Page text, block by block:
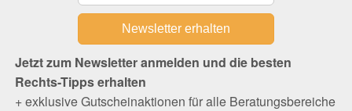
Jetzt zum Newsletter anmelden und die besten
Rechts-Tipps erhalten
+ exklusive Gutscheinaktionen für alle Beratungsbereiche